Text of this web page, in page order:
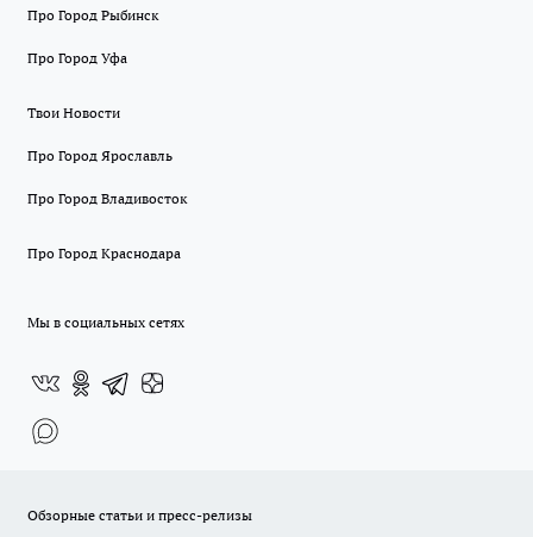
Про Город Рыбинск
Про Город Уфа
Твои Новости
Про Город Ярославль
Про Город Владивосток
Про Город Краснодара
Мы в социальных сетях
Обзорные статьи и пресс-релизы